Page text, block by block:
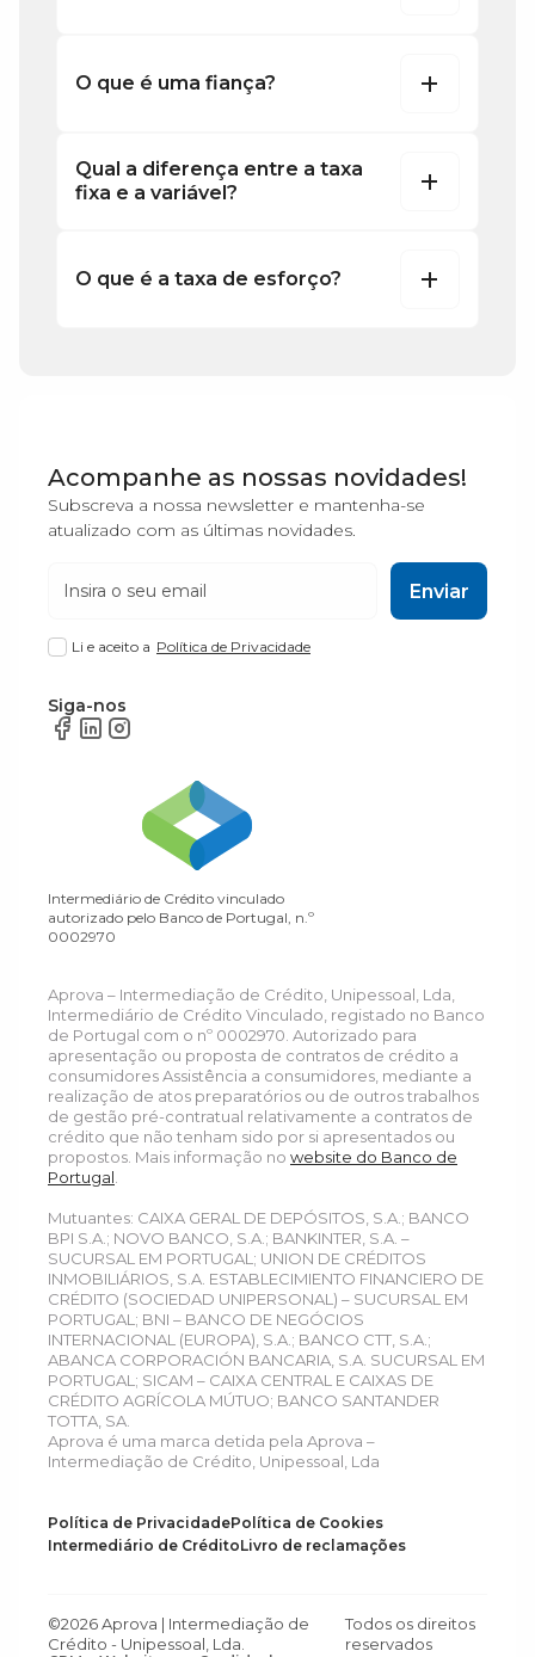
O que é uma fiança?
Qual a diferença entre a taxa
fixa e a variável?
O que é a taxa de esforço?
Intermediário de Crédito vinculado
autorizado pelo Banco de Portugal, n.º
0002970
Siga-nos
Acompanhe as nossas novidades!
Subscreva a nossa newsletter e mantenha-se
atualizado com as últimas novidades.
Li e aceito a Política de Privacidade
Enviar
Aprova – Intermediação de Crédito, Unipessoal, Lda,
Intermediário de Crédito Vinculado, registado no Banco
de Portugal com o nº 0002970. Autorizado para
apresentação ou proposta de contratos de crédito a
consumidores Assistência a consumidores, mediante a
realização de atos preparatórios ou de outros trabalhos
de gestão pré-contratual relativamente a contratos de
crédito que não tenham sido por si apresentados ou
propostos. Mais informação no website do Banco de
Portugal
Mutuantes: CAIXA GERAL DE DEPÓSITOS, S.A.; BANCO
BPI S.A.; NOVO BANCO, S.A.; BANKINTER, S.A. –
SUCURSAL EM PORTUGAL; UNION DE CRÉDITOS
INMOBILIÁRIOS, S.A. ESTABLECIMIENTO FINANCIERO DE
CRÉDITO (SOCIEDAD UNIPERSONAL) – SUCURSAL EM
PORTUGAL; BNI – BANCO DE NEGÓCIOS
INTERNACIONAL (EUROPA), S.A.; BANCO CTT, S.A.;
ABANCA CORPORACIÓN BANCARIA, S.A. SUCURSAL EM
PORTUGAL; SICAM – CAIXA CENTRAL E CAIXAS DE
CRÉDITO AGRÍCOLA MÚTUO; BANCO SANTANDER
TOTTA, SA.
Aprova é uma marca detida pela Aprova –
Intermediação de Crédito, Unipessoal, Lda
Política de PrivacidadePolítica de Cookies
Intermediário de CréditoLivro de reclamações
©2026 Aprova | Intermediação de
Crédito - Unipessoal, Lda.
Todos os direitos
reservados